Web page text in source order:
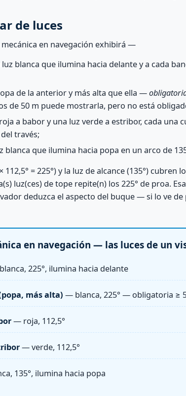
de luces
en navegación exhibirá —
blanca que ilumina hacia delante y a cada
de la anterior y más alta que ella —
de 50 m puede mostrarla, pero no está
a babor y una luz verde a estribor, cada una
través;
blanca que ilumina hacia popa en un arco de
= 225°) y la luz de alcance (135°) cubren
luz(ces) de tope repite(n) los 225° de proa.
deduzca el aspecto del buque — si lo ve de
en navegación — las luces de un
225°, ilumina hacia delante
más alta) — blanca, 225° — obligatoria ≥
— roja, 112,5°
— verde, 112,5°
135°, ilumina hacia popa